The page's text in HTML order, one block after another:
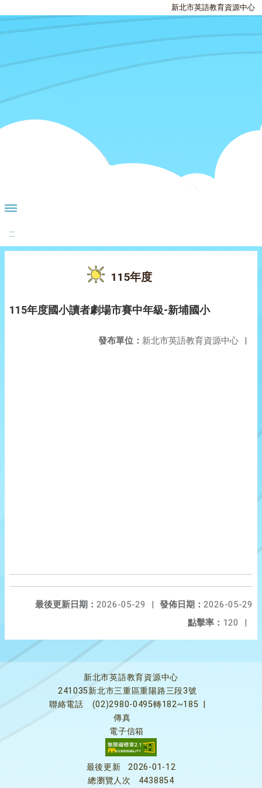
新北市英語教育資源中心
:::
115年度
115年度國小讀者劇場市賽中年級-新埔國小
發布單位： 新北市英語教育資源中心 |
發佈日期： 2026-05-29
最後更新日期： 2026-05-29
|
點擊率： 120 |
新北市英語教育資源中心
241035新北市三重區重陽路三段3號
聯絡電話
(02)2980-0495轉182~185
傳真
電子信箱
最後更新
2026-01-12
總瀏覽人次
4438854